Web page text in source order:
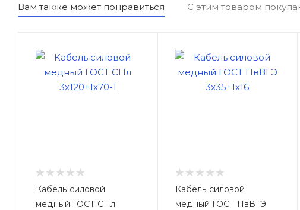
Вам также может понравиться С этим товаром
Кабель силовой
медный ГОСТ СПл
Кабель силовой
медный ГОСТ ПвВГЭ